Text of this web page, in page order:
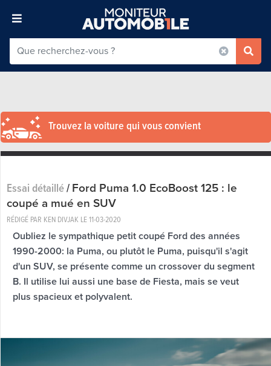
Trouvez la voiture qui vous convient
Essai détaillé/Ford Puma 1.0 EcoBoost 125 : le
coupé a mué en SUV
RÉDIGÉ PAR KEN DIVJAK LE11-03-2020
Oubliez le sympathique petit coupé Ford des années
1990-2000: la Puma, ou plutôt le Puma, puisqu'il s'agit
d'un SUV, se présente comme un crossover du segment
B. Il utilise lui aussi une base de Fiesta, mais se veut
plus spacieux et polyvalent.